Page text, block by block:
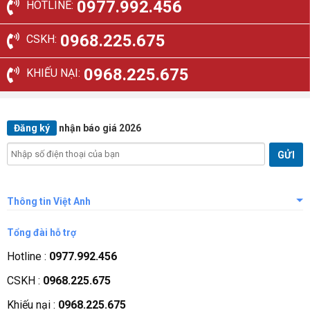
HOTLINE: 0977.992.456
CSKH: 0968.225.675
KHIẾU NẠI: 0968.225.675
Đăng ký nhận báo giá 2026
Thông tin Việt Anh
Giới thiệu công ty
Tầm nhìn sứ mệnh
Quá trình phát triển
Các chứng nhận
Tổng đài hỗ trợ
Hotline : 0977.992.456
CSKH : 0968.225.675
Khiếu nại : 0968.225.675